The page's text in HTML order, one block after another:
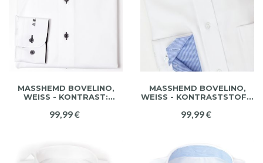
MASSHEMD BOVELINO, W
EISS - KONTRAST: SC
99,99 €
MASSHEMD BOVELINO,
WEISS - KONTRASTSTOFF: C
99,99 €